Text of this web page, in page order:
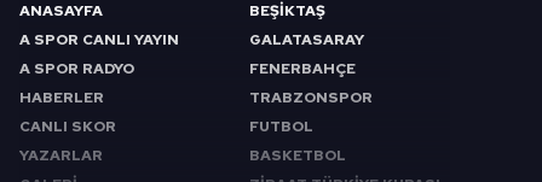
ANASAYFA
A SPOR CANLI YAYIN
A SPOR RADYO
HABERLER
CANLI SKOR
YAZARLAR
BEŞİKTAŞ
GALATASARAY
FENERBAHÇE
TRABZONSPOR
FUTBOL
BASKETBOL